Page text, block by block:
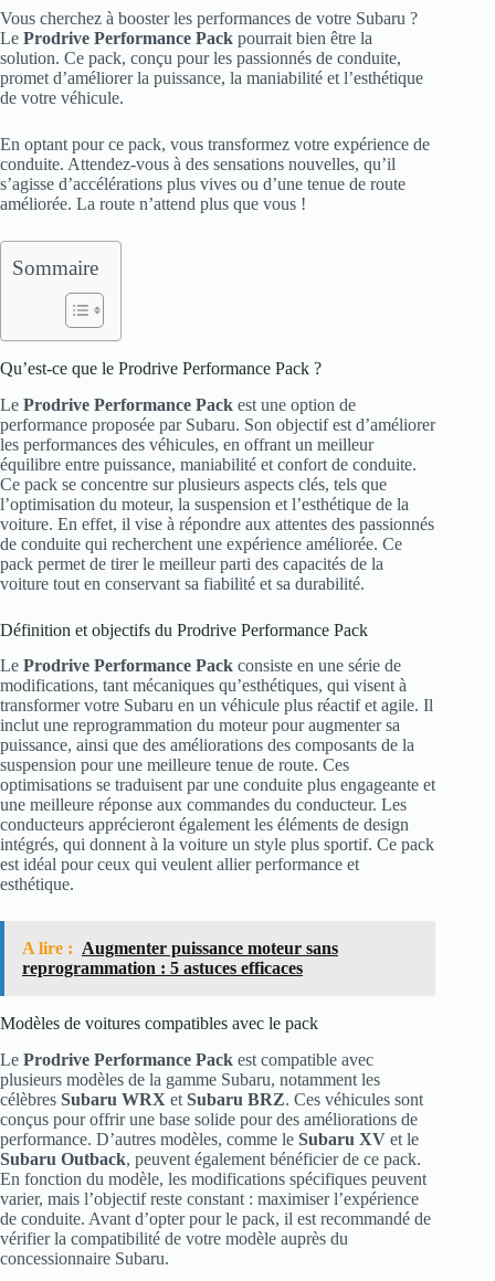
Vous cherchez à booster les performances de votre Subaru ?
Le Prodrive Performance Pack pourrait bien être la
solution. Ce pack, conçu pour les passionnés de conduite,
promet d’améliorer la puissance, la maniabilité et l’esthétique
de votre véhicule.
En optant pour ce pack, vous transformez votre expérience de
conduite. Attendez-vous à des sensations nouvelles, qu’il
s’agisse d’accélérations plus vives ou d’une tenue de route
améliorée. La route n’attend plus que vous !
Sommaire
Qu’est-ce que le Prodrive Performance Pack ?
Le Prodrive Performance Pack est une option de
performance proposée par Subaru. Son objectif est d’améliorer
les performances des véhicules, en offrant un meilleur
équilibre entre puissance, maniabilité et confort de conduite.
Ce pack se concentre sur plusieurs aspects clés, tels que
l’optimisation du moteur, la suspension et l’esthétique de la
voiture. En effet, il vise à répondre aux attentes des passionnés
de conduite qui recherchent une expérience améliorée. Ce
pack permet de tirer le meilleur parti des capacités de la
voiture tout en conservant sa fiabilité et sa durabilité.
Définition et objectifs du Prodrive Performance Pack
Le Prodrive Performance Pack consiste en une série de
modifications, tant mécaniques qu’esthétiques, qui visent à
transformer votre Subaru en un véhicule plus réactif et agile. Il
inclut une reprogrammation du moteur pour augmenter sa
puissance, ainsi que des améliorations des composants de la
suspension pour une meilleure tenue de route. Ces
optimisations se traduisent par une conduite plus engageante et
une meilleure réponse aux commandes du conducteur. Les
conducteurs apprécieront également les éléments de design
intégrés, qui donnent à la voiture un style plus sportif. Ce pack
est idéal pour ceux qui veulent allier performance et
esthétique.
A lire : Augmenter puissance moteur sans
reprogrammation : 5 astuces efficaces
Modèles de voitures compatibles avec le pack
Le Prodrive Performance Pack est compatible avec
plusieurs modèles de la gamme Subaru, notamment les
célèbres Subaru WRX et Subaru BRZ. Ces véhicules sont
conçus pour offrir une base solide pour des améliorations de
performance. D’autres modèles, comme le Subaru XV et le
Subaru Outback, peuvent également bénéficier de ce pack.
En fonction du modèle, les modifications spécifiques peuvent
varier, mais l’objectif reste constant : maximiser l’expérience
de conduite. Avant d’opter pour le pack, il est recommandé de
vérifier la compatibilité de votre modèle auprès du
concessionnaire Subaru.